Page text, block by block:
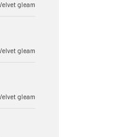
gleam
gleam
gleam